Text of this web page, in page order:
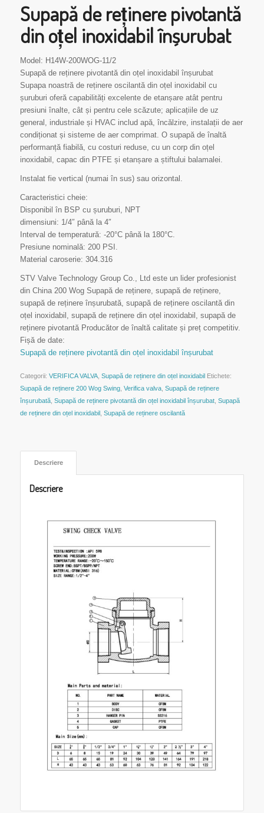
Supapă de reținere pivotantă
din oțel inoxidabil înșurubat
Model: H14W-200WOG-11/2
Supapă de reținere pivotantă din oțel inoxidabil înșurubat
Supapa noastră de reținere oscilantă din oțel inoxidabil cu
șuruburi oferă capabilități excelente de etanșare atât pentru
presiuni înalte, cât și pentru cele scăzute; aplicațiile de uz
general, industriale și HVAC includ apă, încălzire, instalații de aer
condiționat și sisteme de aer comprimat. O supapă de înaltă
performanță fiabilă, cu costuri reduse, cu un corp din oțel
inoxidabil, capac din PTFE și etanșare a știftului balamalei.
Instalat fie vertical (numai în sus) sau orizontal.
Caracteristici cheie:
Disponibil în BSP cu șuruburi, NPT
dimensiuni: 1/4″ până la 4″
Interval de temperatură: -20°C până la 180°C.
Presiune nominală: 200 PSI.
Material caroserie: 304.316
STV Valve Technology Group Co., Ltd este un lider profesionist
din China 200 Wog Supapă de reținere, supapă de reținere,
supapă de reținere înșurubată, supapă de reținere oscilantă din
oțel inoxidabil, supapă de reținere din oțel inoxidabil, supapă de
reținere pivotantă Producător de înaltă calitate și preț competitiv.
Fișă de date:
Supapă de reținere pivotantă din oțel inoxidabil înșurubat
Categorii: VERIFICA VALVA, Supapă de reținere din oțel inoxidabil Etichete:
Supapă de reținere 200 Wog Swing, Verifica valva, Supapă de reținere
înșurubată, Supapă de reținere pivotantă din oțel inoxidabil înșurubat, Supapă
de reținere din oțel inoxidabil
Supapă de reținere oscilantă
Descriere
Descriere